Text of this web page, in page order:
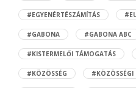
#EGYENÉRTÉSZÁMÍTÁS
#GABONA #GABONA ABC
#KISTERMELŐI TÁMOGATÁS
#KÖZÖSSÉG #KÖZÖSSÉGI